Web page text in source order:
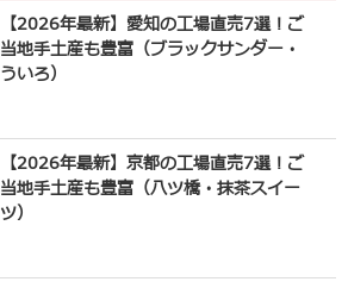
【2026年最新】愛知の工場直売7選！ご
当地手土産も豊富（ブラックサンダー・
ういろ）
【2026年最新】京都の工場直売7選！ご
当地手土産も豊富（八ツ橋・抹茶スイー
ツ）